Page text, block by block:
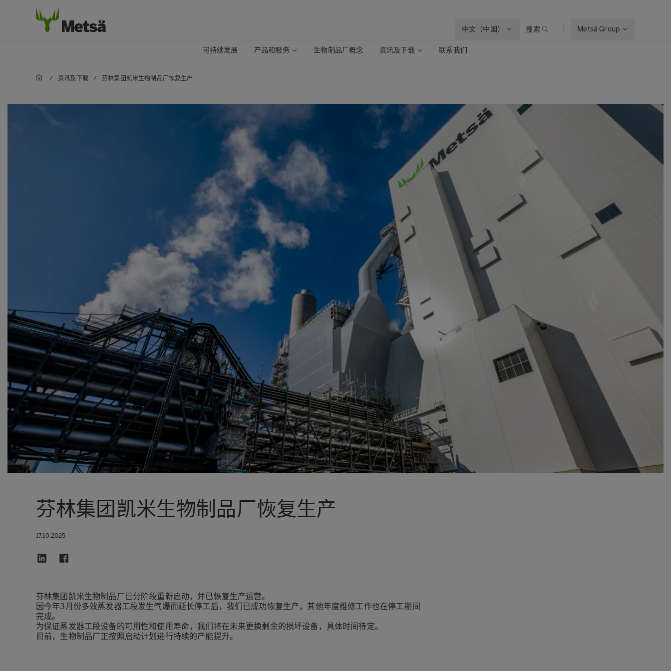
中文（中国） 搜索 Metsä Group
可持续发展 产品和服务 生物制品厂概念 资讯及下载 联系我们
/ 资讯及下载 / 芬林集团凯米生物制品厂恢复生产
芬林集团凯米生物制品厂恢复生产
17.10.2025
芬林集团凯米生物制品厂已分阶段重新启动，并已恢复生产运营。
因今年3月份多效蒸发器工段发生气爆而延长停工后，我们已成功恢复生产，其他年度维修工作也在停工期间
完成。
为保证蒸发器工段设备的可用性和使用寿命，我们将在未来更换剩余的损坏设备，具体时间待定。
目前，生物制品厂正按照启动计划进行持续的产能提升。